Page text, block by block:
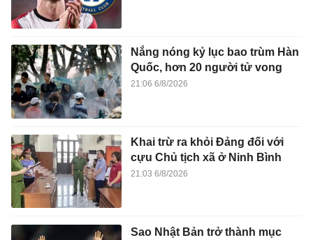
Nắng nóng kỷ lục bao trùm Hàn
Quốc, hơn 20 người tử vong
21:06 6/8/2026
Khai trừ ra khỏi Đảng đối với
cựu Chủ tịch xã ở Ninh Bình
21:03 6/8/2026
Sao Nhật Bản trở thành mục